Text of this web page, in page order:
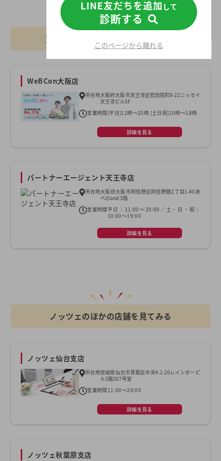
天王寺駅周辺でおすすめの店舗一覧
WeBCon大阪店
所在地大阪府大阪市天王寺区悲田院町8-22ニッセイ
天王寺ビル5F
営業時間 [平日]12時～20時 [土日祝]10時～18時
詳細を見る
パートナーエージェント天王寺店
所在地大阪府大阪市阿倍野区阿倍野筋2丁目1-40あ
べのand 3階
営業時間平日：11:00～20:00／土・日・祝：
10:00～19:00
詳細を見る
ノッツェのほかの店舗を見てみる
ノッツェ仙台支店
所在地宮城県仙台市青葉区中央4-1-26レインボービ
ル3階307号室
営業時間 11:00～20:00
詳細を見る
ノッツェ秋葉原支店
LINE友だちを追加 して
診断する
このページから離れる